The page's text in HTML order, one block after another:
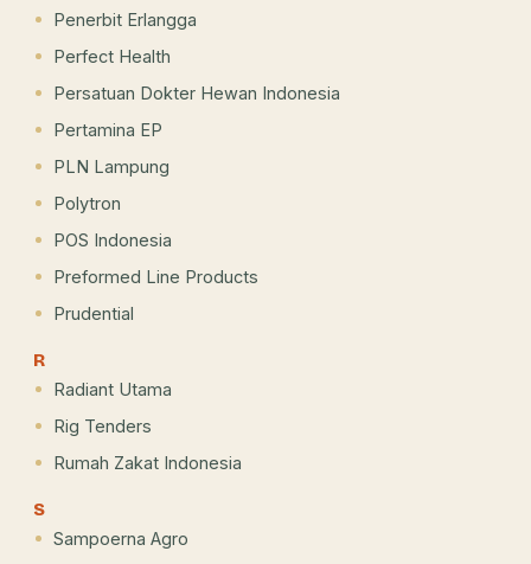
Penerbit Erlangga
Perfect Health
Persatuan Dokter Hewan Indonesia
Pertamina EP
PLN Lampung
Polytron
POS Indonesia
Preformed Line Products
Prudential
R
Radiant Utama
Rig Tenders
Rumah Zakat Indonesia
S
Sampoerna Agro